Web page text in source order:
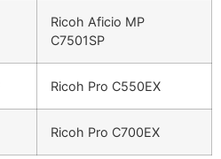
Ricoh Aficio MP
C7501SP
Ricoh Pro C550EX
Ricoh Pro C700EX